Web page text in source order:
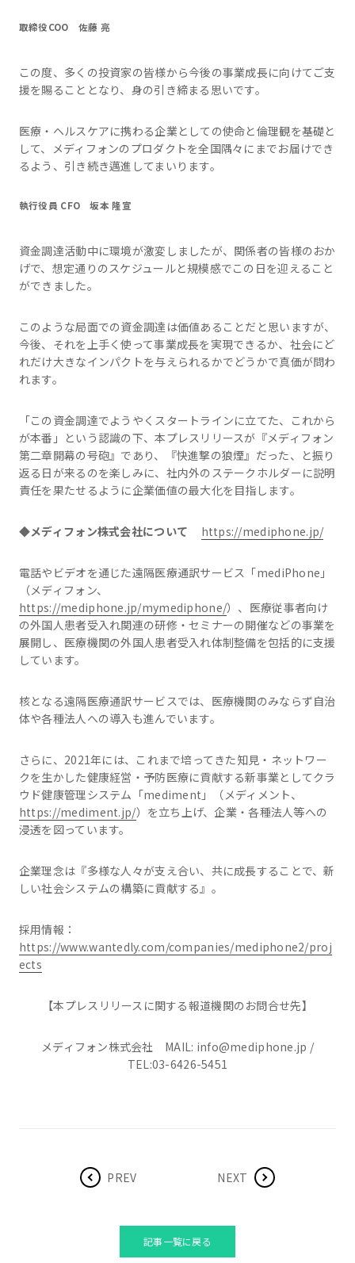
取締役COO 佐藤 亮
この度、多くの投資家の皆様から今後の事業成長に向けてご支
援を賜ることとなり、身の引き締まる思いです。
医療・ヘルスケアに携わる企業としての使命と倫理観を基礎と
して、メディフォンのプロダクトを全国隅々にまでお届けでき
るよう、引き続き邁進してまいります。
執行役員 CFO 坂本 隆宣
資金調達活動中に環境が激変しましたが、関係者の皆様のおか
げで、想定通りのスケジュールと規模感でこの日を迎えること
ができました。
このような局面での資金調達は価値あることだと思いますが、
今後、それを上手く使って事業成長を実現できるか、社会にど
れだけ大きなインパクトを与えられるかでどうかで真価が問わ
れます。
「この資金調達でようやくスタートラインに立てた、これから
が本番」という認識の下、本プレスリリースが『メディフォン
第二章開幕の号砲』であり、『快進撃の狼煙』だった、と振り
返る日が来るのを楽しみに、社内外のステークホルダーに説明
責任を果たせるように企業価値の最大化を目指します。
◆メディフォン株式会社について https://mediphone.jp/
電話やビデオを通じた遠隔医療通訳サービス「mediPhone」
（メディフォン、
https://mediphone.jp/mymediphone/）、医療従事者向け
の外国人患者受入れ関連の研修・セミナーの開催などの事業を
展開し、医療機関の外国人患者受入れ体制整備を包括的に支援
しています。
核となる遠隔医療通訳サービスでは、医療機関のみならず自治
体や各種法人への導入も進んでいます。
さらに、2021年には、これまで培ってきた知見・ネットワー
クを生かした健康経営・予防医療に貢献する新事業としてクラ
ウド健康管理システム「mediment」（メディメント、
https://mediment.jp/）を立ち上げ、企業・各種法人等への
浸透を図っています。
企業理念は『多様な人々が支え合い、共に成長することで、新
しい社会システムの構築に貢献する』。
採用情報：
https://www.wantedly.com/companies/mediphone2/proj
ects
【本プレスリリースに関する報道機関のお問合せ先】
メディフォン株式会社 MAIL: info@mediphone.jp /
TEL:03-6426-5451
PREV NEXT
記事一覧に戻る